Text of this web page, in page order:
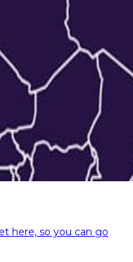
here, so you can go